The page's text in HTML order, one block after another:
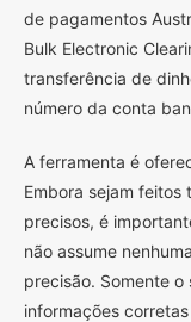
de pagamentos
Bulk Electronic
transferência de
número da conta
A ferramenta é
Embora sejam
precisos, é
não assume
precisão. Somente
informações